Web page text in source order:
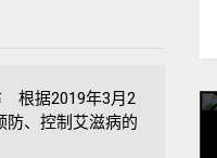
根据2019年3月2
、控制艾滋病的